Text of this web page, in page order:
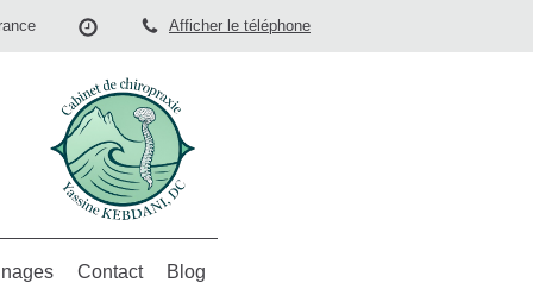
Afficher le téléphone
Contact Blog